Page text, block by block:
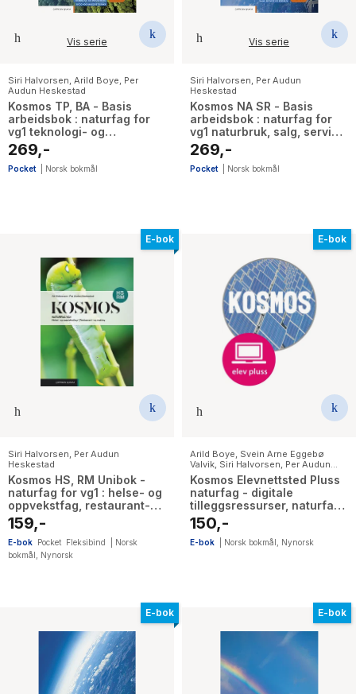
Vis serie
Siri Halvorsen Arild Boye Per
Audun Heskestad
Kosmos TP, BA - Basis
arbeidsbok : naturfag for
vg1 teknologi- og
industrifag, bygg- og
anleggsteknikk
269,-
Pocket Norsk bokmål
Vis serie
Siri Halvorsen Per Audun
Heskestad
Kosmos NA SR - Basis
arbeidsbok : naturfag for
vg1 naturbruk, salg, service
og reiseliv
269,-
Pocket Norsk bokmål
E-bok
Siri Halvorsen, Per Audun
Heskestad
Kosmos HS, RM Unibok -
naturfag for vg1 : helse- og
oppvekstfag, restaurant-
og matfag
159,-
E-bok Pocket Fleksibind
Norsk
bokmål , Nynorsk
E-bok
Arild Boye, Svein Arne Eggebø
Valvik, Siri Halvorsen, Per Audun
Heskestad ,Karoline Nærø , Harald
Liebich,Hilde Christine Mykland
Kosmos Elevnettsted Pluss
naturfag - digitale
tilleggsressurser, naturfag
vg1 og vg3
150,-
E-bok Norsk bokmål , Nynorsk
E-bok E-bok